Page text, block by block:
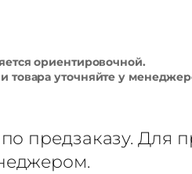
ориентировочной.
уточняйте у
предзаказу. Для